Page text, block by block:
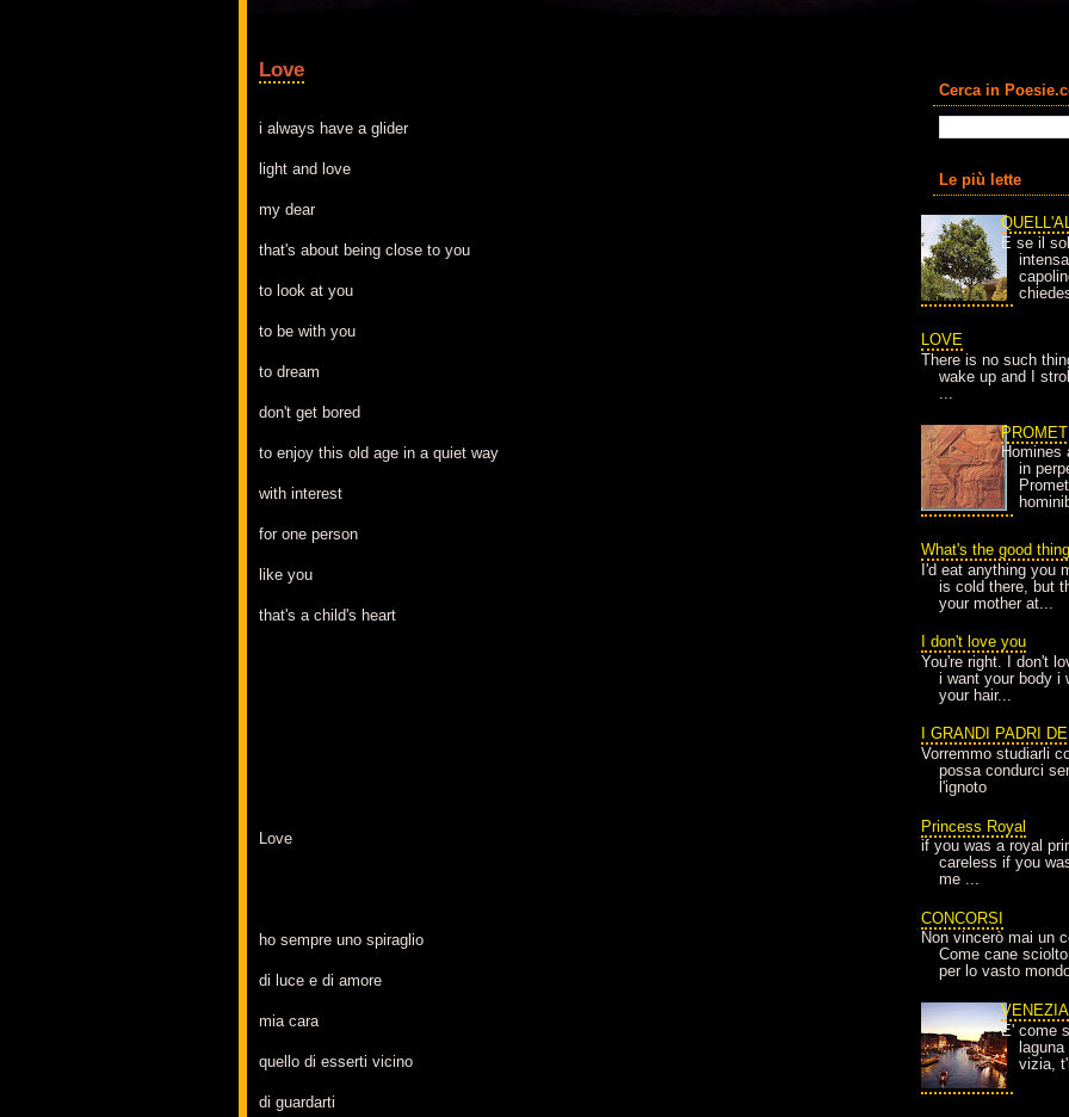
Love
i always have a glider
light and love
my dear
that's about being close to you
to look at you
to be with you
to dream
don't get bored
to enjoy this old age in a quiet way
with interest
for one person
like you
that's a child's heart
Love
ho sempre uno spiraglio
di luce e di amore
mia cara
quello di esserti vicino
di guardarti
Cerca in
Le più lette
E se il
LOVE
There is no such
wake up and I
...
Homines
in
What's the good
I'd eat anything you
is cold there, but
your mother at...
I don't love you
You're right. I don't
i want your body i
your hair...
I GRANDI PADRI
Vorremmo studiarli
possa condurci
l'ignoto
Princess Royal
if you was a royal
careless if you
me ...
CONCORSI
Non vincerò mai un
Come cane
per lo vasto
VENEZIA
E' come
vizia,